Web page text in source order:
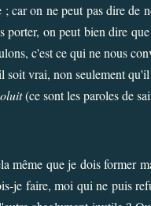
; car on ne peut pas dire de
porter, on peut bien dire
c'est ce qui ne nous
soit vrai, non seulement
(ce sont les paroles de
même que je dois former
je faire, moi qui ne puis